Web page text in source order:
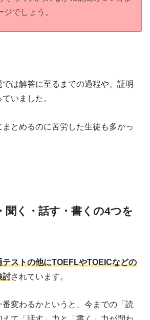
でしょう。
は解答に至るまでの過程や、証明
いました。
とめるのに苦労した生徒も多かっ
聞く・話す・書くの4つを
テストの他にTOEFLやTOEICなどの
討されています。
変わるかというと、今までの「読